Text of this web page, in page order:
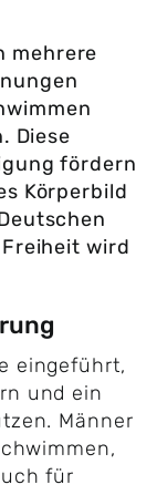
mehrere
Diese
fördern
Körperbild
wird
eingeführt,
und ein
Männer
für